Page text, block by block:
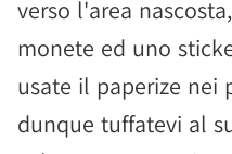
verso l'area
monete ed uno
usate il paperize nei
dunque tuffatevi al